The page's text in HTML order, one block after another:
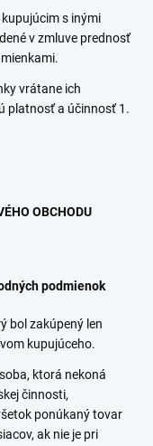
s inými
v zmluve prednosť
vrátane ich
platnosť a účinnosť 1.
OBCHODU
podmienok
bol zakúpený len
kupujúceho.
ktorá nekoná
činnosti,
ponúkaný tovar
ak nie je pri